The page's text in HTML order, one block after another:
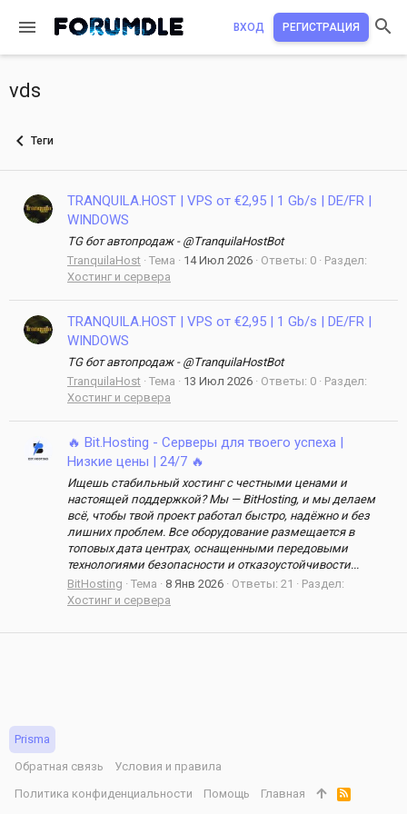
ВХОД РЕГИСТРАЦИЯ
vds
Теги
TRANQUILA.HOST | VPS от €2,95 | 1 Gb/s | DE/FR |
WINDOWS
TG бот автопродаж - @TranquilaHostBot
TranquilaHost Тема 14 Июл 2026 Ответы: 0
Раздел:
Хостинг и сервера
TRANQUILA.HOST | VPS от €2,95 | 1 Gb/s | DE/FR |
WINDOWS
TG бот автопродаж - @TranquilaHostBot
TranquilaHost Тема 13 Июл 2026 Ответы: 0
Раздел:
Хостинг и сервера
🔥 Bit.Hosting - Cерверы для твоего успеха |
Низкие цены | 24/7 🔥
Ищешь стабильный хостинг с честными ценами и
настоящей поддержкой? Мы — BitHosting, и мы делаем
всё, чтобы твой проект работал быстро, надёжно и без
лишних проблем. Все оборудование размещается в
топовых дата центрах, оснащенными передовыми
технологиями безопасности и отказоустойчивости...
BitHosting
Тема 8 Янв 2026 Ответы: 21
Раздел:
Хостинг и сервера
Prisma
Обратная связь
Условия и правила
Политика конфиденциальности
Помощь Главная
R
S